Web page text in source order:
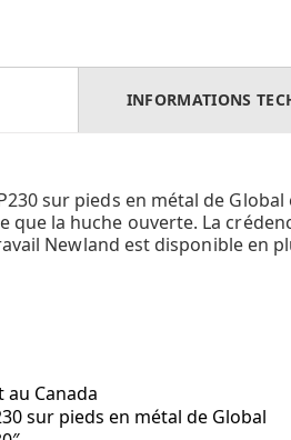
sur pieds en métal de
que la huche ouverte. La
Newland est disponible en
Canada
sur pieds en métal de Global
INFORMATIONS